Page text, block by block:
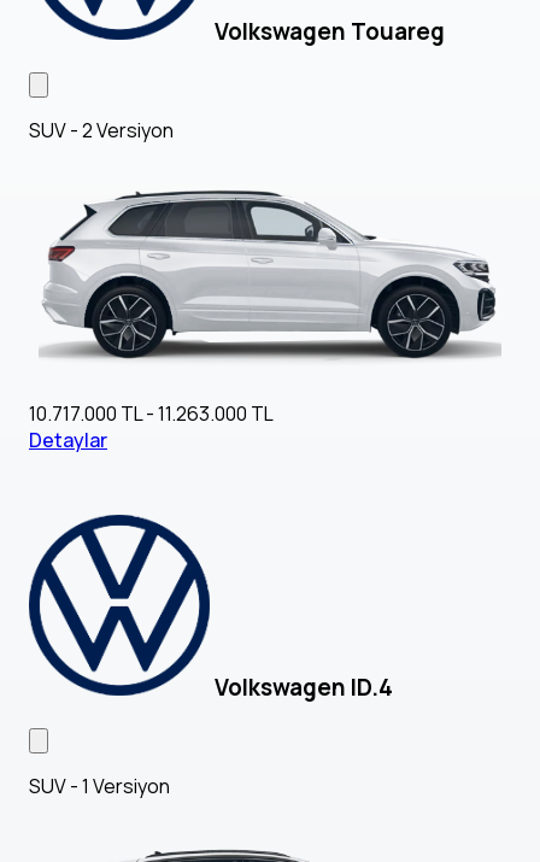
Volkswagen Touareg
SUV - 2 Versiyon
10.717.000 TL - 11.263.000 TL
Detaylar
Volkswagen ID.4
SUV - 1 Versiyon